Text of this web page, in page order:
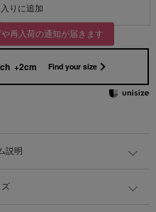
りに追加
再入荷の通知が届きます
+2cm Find your size
説明